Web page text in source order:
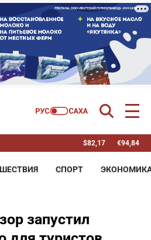
$82,17 €94,84
СПОРТ
запустил